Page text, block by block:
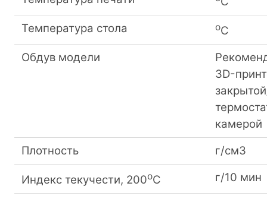
Температура стола
оС
Обдув модели
3D-
камерой
Плотность
г/см3
Индекс текучести, 200оС г/10 мин